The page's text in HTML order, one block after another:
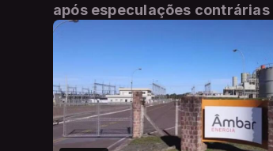
após especulações contrárias